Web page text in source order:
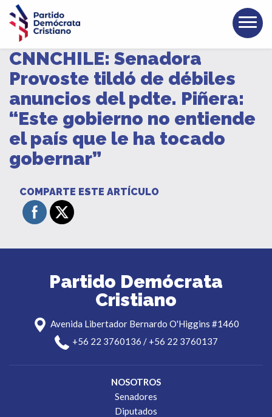
CNNCHILE: Senadora
Provoste tildó de débiles
anuncios del pdte. Piñera:
“Este gobierno no entiende
el país que le ha tocado
gobernar”
COMPARTE ESTE ARTÍCULO
Partido Demócrata
Cristiano
Avenida Libertador Bernardo O'Higgins #1460
+56 22 3760136 / +56 22 3760137
NOSOTROS
Senadores
Diputados